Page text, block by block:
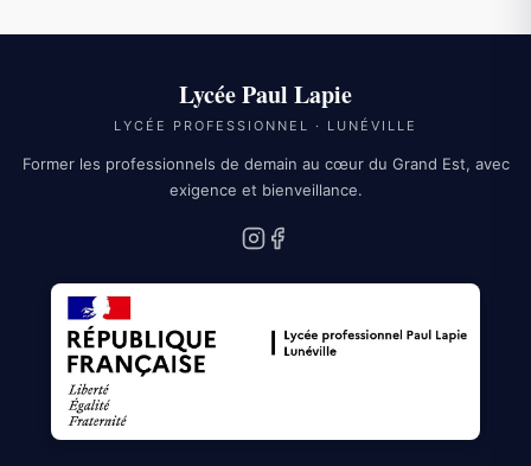
Lycée Paul Lapie
LYCÉE PROFESSIONNEL · LUNÉVILLE
Former les professionnels de demain au cœur du Grand Est, avec
exigence et bienveillance.
Instagram